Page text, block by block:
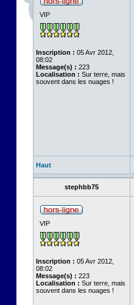
VIP
Inscription : 05 Avr 2012,
08:02
Message(s) : 223
Localisation : Sur terre, mais
souvent dans les nuages !
Haut
stephbb75
VIP
Inscription : 05 Avr 2012,
08:02
Message(s) : 223
Localisation : Sur terre, mais
souvent dans les nuages !